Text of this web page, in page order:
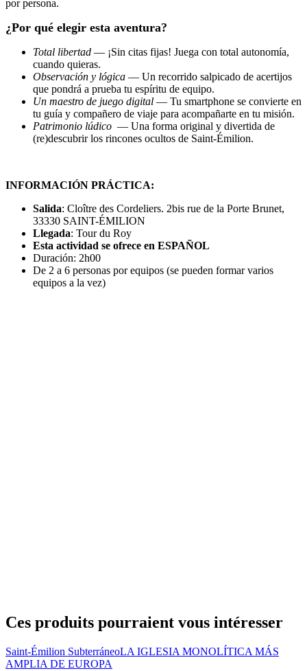
por persona.
¿Por qué elegir esta aventura?
Total libertad — ¡Sin citas fijas! Juega con total autonomía,
cuando quieras.
Observación y lógica — Un recorrido salpicado de acertijos
que pondrá a prueba tu espíritu de equipo.
Un maestro de juego digital — Tu smartphone se convierte en
tu guía y compañero de viaje para acompañarte en tu misión.
Patrimonio lúdico — Una forma original y divertida de
(re)descubrir los rincones ocultos de Saint-Émilion.
INFORMACIÓN PRÁCTICA:
Salida: Cloître des Cordeliers. 2bis rue de la Porte Brunet,
33330 SAINT-ÉMILION
Llegada: Tour du Roy
Esta actividad se ofrece en ESPAÑOL
Duración: 2h00
De 2 a 6 personas por equipos (se pueden formar varios
equipos a la vez)
Ces produits pourraient vous intéresser
Saint-Émilion SubterráneoLA IGLESIA MONOLÍTICA MÁS
AMPLIA DE EUROPA